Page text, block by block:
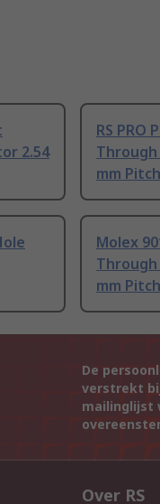
2.54
RS PRO
Through
mm
Molex
Through
mm
De
verstrekt
mailinglijst
Over RS